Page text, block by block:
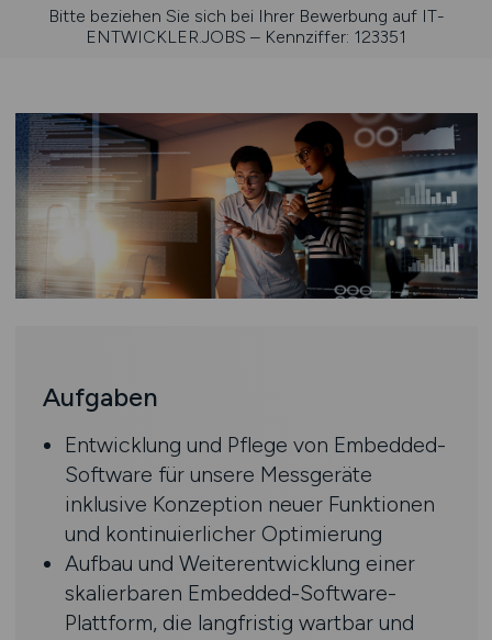
Bitte beziehen Sie sich bei Ihrer Bewerbung auf IT-
ENTWICKLER.JOBS – Kennziffer: 123351
Aufgaben
Entwicklung und Pflege von Embedded-
Software für unsere Messgeräte
inklusive Konzeption neuer Funktionen
und kontinuierlicher Optimierung
Aufbau und Weiterentwicklung einer
skalierbaren Embedded-Software-
Plattform, die langfristig wartbar und